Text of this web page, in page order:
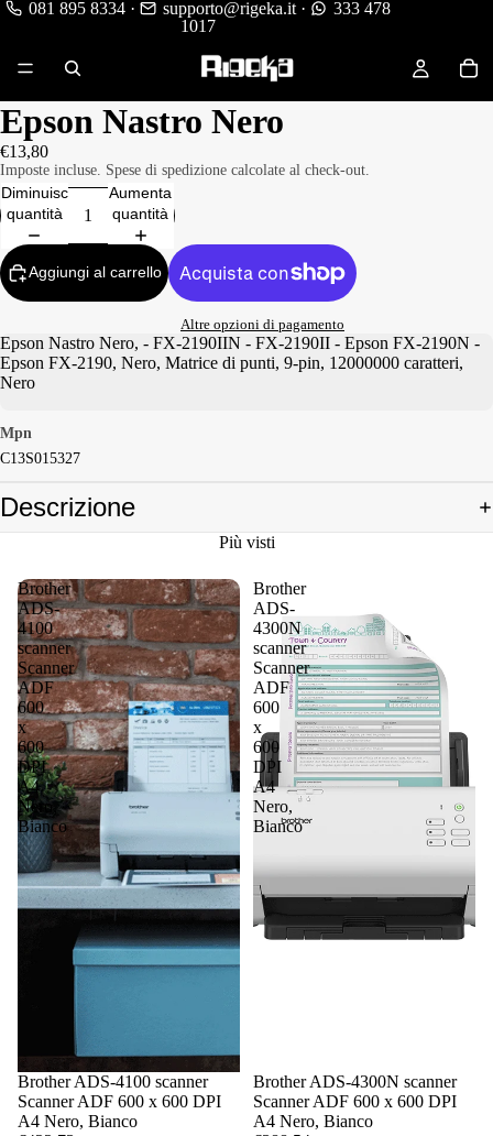
081 895 8334· supporto@rigeka.it ·
333 478
1017
Epson Nastro Nero
€13,80
Imposte incluse. Spese di spedizione calcolate al check-out.
Diminuisci
quantità
Aumenta
quantità
Aggiungi al carrello
Altre opzioni di pagamento
Epson Nastro Nero, - FX-2190IIN - FX-2190II - Epson FX-2190N -
Epson FX-2190, Nero, Matrice di punti, 9-pin, 12000000 caratteri,
Nero
Mpn
C13S015327
Descrizione
Più visti
Brother
ADS-
4100
scanner
Scanner
ADF
600
x
600
DPI
A4
Nero,
Bianco
Brother ADS-4100 scanner
Scanner ADF 600 x 600 DPI
A4 Nero, Bianco
Brother
ADS-
4300N
scanner
Scanner
ADF
600
x
600
DPI
A4
Nero,
Bianco
Brother ADS-4300N scanner
Scanner ADF 600 x 600 DPI
A4 Nero, Bianco